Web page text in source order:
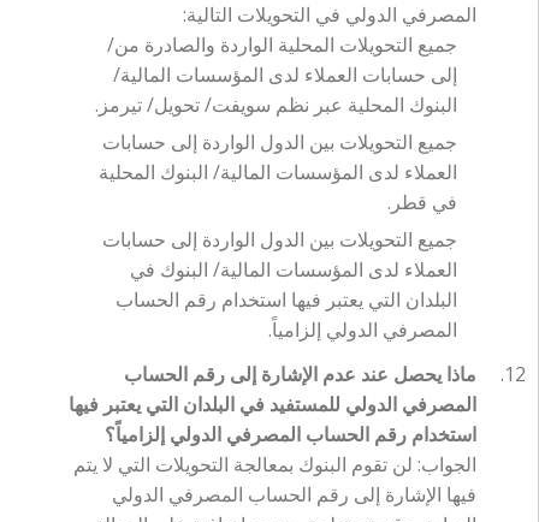
المصرفي الدولي في التحويلات التالية:
جميع التحويلات المحلية الواردة والصادرة من/
إلى حسابات العملاء لدى المؤسسات المالية/
البنوك المحلية عبر نظم سويفت/ تحويل/ تيرمز.
جميع التحويلات بين الدول الواردة إلى حسابات
العملاء لدى المؤسسات المالية/ البنوك المحلية
في قطر.
جميع التحويلات بين الدول الواردة إلى حسابات
العملاء لدى المؤسسات المالية/ البنوك في
البلدان التي يعتبر فيها استخدام رقم الحساب
المصرفي الدولي إلزامياً.
ماذا يحصل عند عدم الإشارة إلى رقم الحساب
المصرفي الدولي للمستفيد في البلدان التي يعتبر فيها
استخدام رقم الحساب المصرفي الدولي إلزامياً؟
الجواب: لن تقوم البنوك بمعالجة التحويلات التي لا يتم
فيها الإشارة إلى رقم الحساب المصرفي الدولي